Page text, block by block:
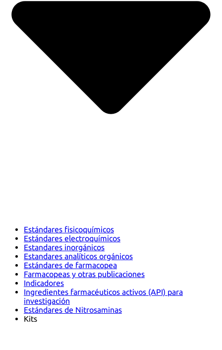
Estándares fisicoquímicos
Estándares electroquímicos
Estandares inorgánicos
Estandares analíticos orgánicos
Estándares de farmacopea
Farmacopeas y otras publicaciones
Indicadores
Ingredientes farmacéuticos activos (API) para
investigación
Estándares de Nitrosaminas
Kits